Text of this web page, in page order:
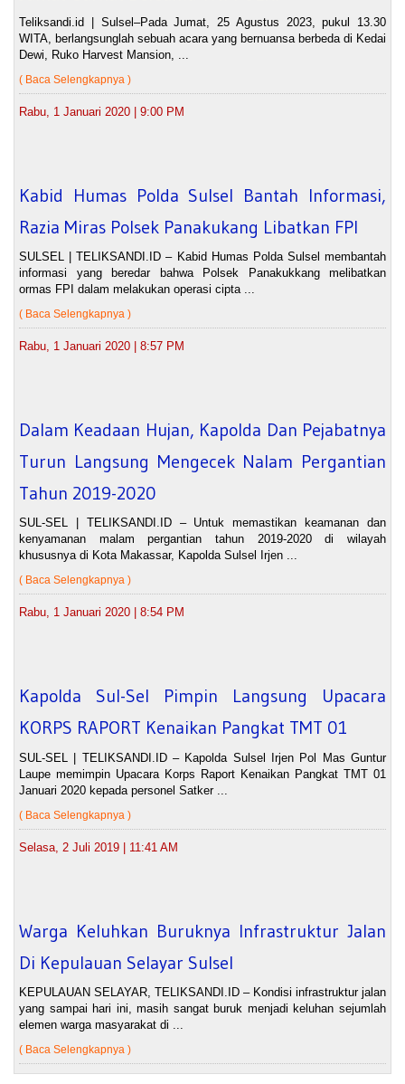
Teliksandi.id | Sulsel–Pada Jumat, 25 Agustus 2023, pukul 13.30
WITA, berlangsunglah sebuah acara yang bernuansa berbeda di Kedai
Dewi, Ruko Harvest Mansion, ...
( Baca Selengkapnya )
Rabu, 1 Januari 2020 | 9:00 PM
Kabid Humas Polda Sulsel Bantah Informasi,
Razia Miras Polsek Panakukang Libatkan FPI
SULSEL | TELIKSANDI.ID – Kabid Humas Polda Sulsel membantah
informasi yang beredar bahwa Polsek Panakukkang melibatkan
ormas FPI dalam melakukan operasi cipta ...
( Baca Selengkapnya )
Rabu, 1 Januari 2020 | 8:57 PM
Dalam Keadaan Hujan, Kapolda Dan Pejabatnya
Turun Langsung Mengecek Nalam Pergantian
Tahun 2019-2020
SUL-SEL | TELIKSANDI.ID – Untuk memastikan keamanan dan
kenyamanan malam pergantian tahun 2019-2020 di wilayah
khususnya di Kota Makassar, Kapolda Sulsel Irjen ...
( Baca Selengkapnya )
Rabu, 1 Januari 2020 | 8:54 PM
Kapolda Sul-Sel Pimpin Langsung Upacara
KORPS RAPORT Kenaikan Pangkat TMT 01
SUL-SEL | TELIKSANDI.ID – Kapolda Sulsel Irjen Pol Mas Guntur
Laupe memimpin Upacara Korps Raport Kenaikan Pangkat TMT 01
Januari 2020 kepada personel Satker ...
( Baca Selengkapnya )
Selasa, 2 Juli 2019 | 11:41 AM
Warga Keluhkan Buruknya Infrastruktur Jalan
Di Kepulauan Selayar Sulsel
KEPULAUAN SELAYAR, TELIKSANDI.ID – Kondisi infrastruktur jalan
yang sampai hari ini, masih sangat buruk menjadi keluhan sejumlah
elemen warga masyarakat di ...
( Baca Selengkapnya )